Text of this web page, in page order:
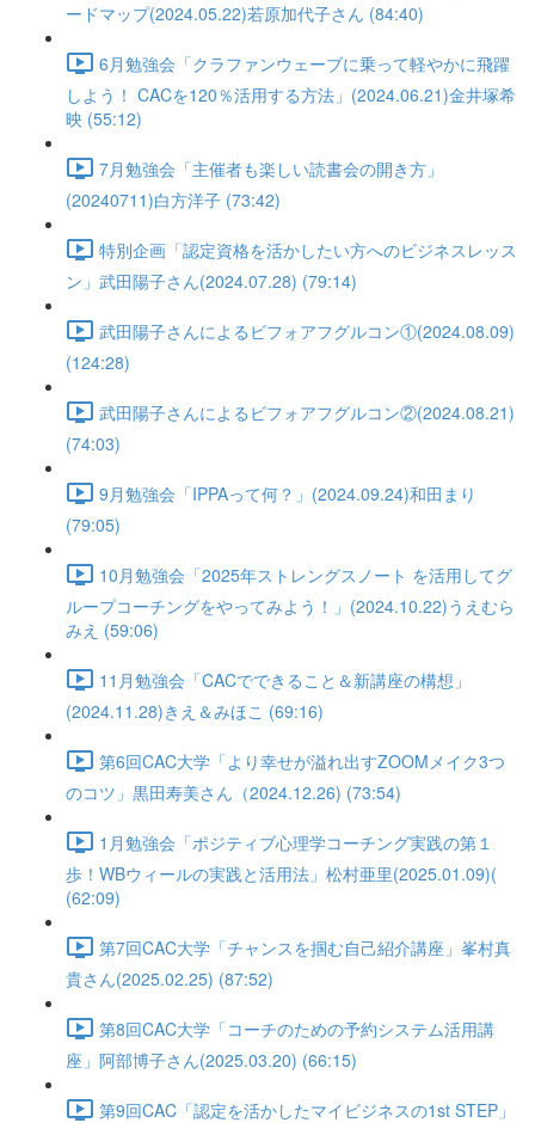
ードマップ(2024.05.22)若原加代子さん (84:40)
6月勉強会「クラファンウェーブに乗って軽やかに飛躍
しよう！ CACを120％活用する方法」(2024.06.21)金井塚希
映 (55:12)
7月勉強会「主催者も楽しい読書会の開き方」
(20240711)白方洋子 (73:42)
特別企画「認定資格を活かしたい方へのビジネスレッス
ン」武田陽子さん(2024.07.28) (79:14)
武田陽子さんによるビフォアフグルコン①(2024.08.09)
(124:28)
武田陽子さんによるビフォアフグルコン②(2024.08.21)
(74:03)
9月勉強会「IPPAって何？」(2024.09.24)和田まり
(79:05)
10月勉強会「2025年ストレングスノート を活用してグ
ループコーチングをやってみよう！」(2024.10.22)うえむら
みえ (59:06)
11月勉強会「CACでできること＆新講座の構想」
(2024.11.28)きえ＆みほこ (69:16)
第6回CAC大学「より幸せが溢れ出すZOOMメイク3つ
のコツ」黒田寿美さん（2024.12.26) (73:54)
1月勉強会「ポジティブ心理学コーチング実践の第１
歩！WBウィールの実践と活用法」松村亜里(2025.01.09)(
(62:09)
第7回CAC大学「チャンスを掴む自己紹介講座」峯村真
貴さん(2025.02.25) (87:52)
第8回CAC大学「コーチのための予約システム活用講
座」阿部博子さん(2025.03.20) (66:15)
第9回CAC「認定を活かしたマイビジネスの1st STEP」